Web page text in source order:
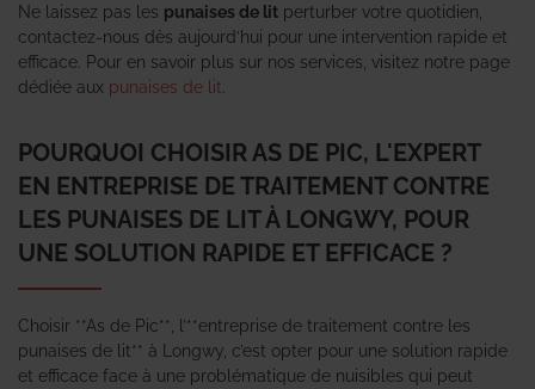
Ne laissez pas les punaises de lit perturber votre quotidien,
contactez-nous dès aujourd’hui pour une intervention rapide et
efficace. Pour en savoir plus sur nos services, visitez notre page
dédiée aux punaises de lit
POURQUOI CHOISIR AS DE PIC, L'EXPERT
EN ENTREPRISE DE TRAITEMENT CONTRE
LES PUNAISES DE LIT À LONGWY, POUR
UNE SOLUTION RAPIDE ET EFFICACE ?
Choisir **As de Pic**, l’**entreprise de traitement contre les
punaises de lit** à Longwy, c’est opter pour une solution rapide
et efficace face à une problématique de nuisibles qui peut